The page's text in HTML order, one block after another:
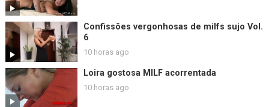
Confissões vergonhosas de milfs sujo Vol.
6
10 horas ago
Loira gostosa MILF acorrentada
10 horas ago